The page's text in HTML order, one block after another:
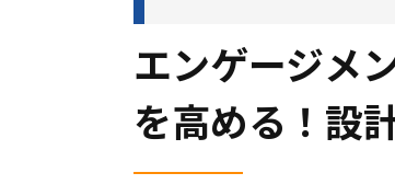
エンゲージメ
を高める！設